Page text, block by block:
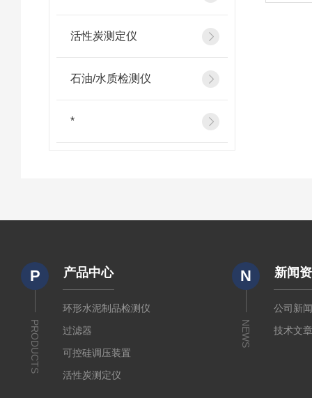
活性炭测定仪
石油/水质检测仪
*
P
PRODUCTS
产品中心
环形水泥制品检测仪
过滤器
可控硅调压装置
活性炭测定仪
N
NEWS
新闻
公司新
技术文